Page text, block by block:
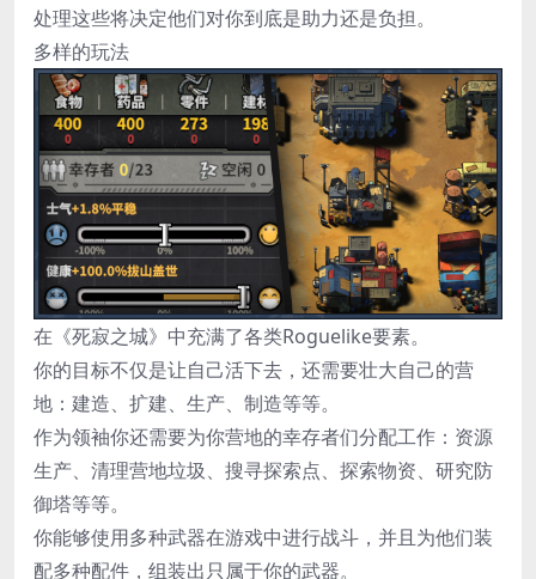
处理这些将决定他们对你到底是助力还是负担。
多样的玩法
在《死寂之城》中充满了各类Roguelike要素。
你的目标不仅是让自己活下去，还需要壮大自己的营
地：建造、扩建、生产、制造等等。
作为领袖你还需要为你营地的幸存者们分配工作：资源
生产、清理营地垃圾、搜寻探索点、探索物资、研究防
御塔等等。
你能够使用多种武器在游戏中进行战斗，并且为他们装
配多种配件，组装出只属于你的武器。